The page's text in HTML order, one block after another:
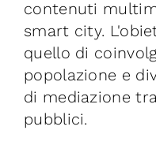
contenuti
smart city.
quello di
popolazione e
di mediazione
pubblici.